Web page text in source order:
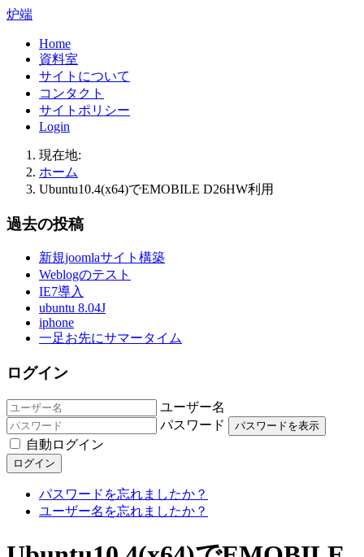
炉端
Home
資料室
サイトについて
コンタクト
サイトポリシー
Login
現在地:
ホーム
Ubuntu10.4(x64)でEMOBILE D26HW利用
過去の投稿
新規joomlaサイト構築
Weblogのテスト
IE7導入
ubuntu 8.04J
iphone
一足お先にサマータイム
ログイン
ユーザー名
パスワード
パスワードを表示
自動ログイン
ログイン
パスワードを忘れましたか？
ユーザー名を忘れましたか？